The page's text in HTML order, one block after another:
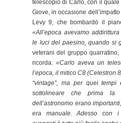
telescopio di Carlo, con il
Giove, in occasione
Levy 9, che bombardò il
«All’epoca avevamo
le luci del paesino, quando si
veterani del gruppo
ricorda: «Carlo aveva un
l’epoca, il mitico C8 (Celestron
“vintage”, ma per quei tempi
sottolineare che prima la
dell’astronomo erano
era manuale. Adesso con i